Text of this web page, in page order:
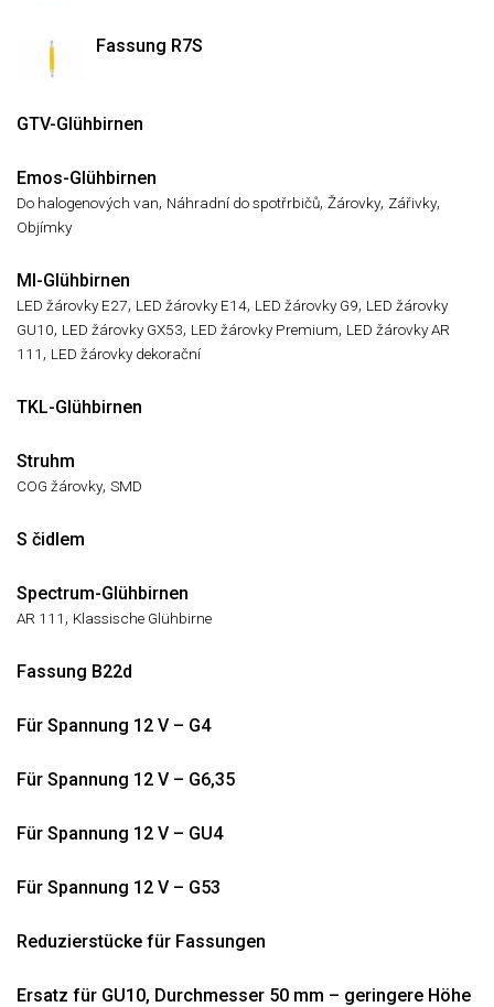
Fassung R7S
GTV-Glühbirnen
Emos-Glühbirnen
Do halogenových van, Náhradní do spotřrbičů, Žárovky, Zářivky,
Objímky
MI-Glühbirnen
LED žárovky E27, LED žárovky E14, LED žárovky G9, LED žárovky
GU10, LED žárovky GX53, LED žárovky Premium, LED žárovky AR
111 , LED žárovky dekorační
TKL-Glühbirnen
Struhm
COG žárovky, SMD
S čidlem
Spectrum-Glühbirnen
AR 111 , Klassische Glühbirne
Fassung B22d
Für Spannung 12 V – G4
Für Spannung 12 V – G6,35
Für Spannung 12 V – GU4
Für Spannung 12 V – G53
Reduzierstücke für Fassungen
Ersatz für GU10, Durchmesser 50 mm – geringere Höhe